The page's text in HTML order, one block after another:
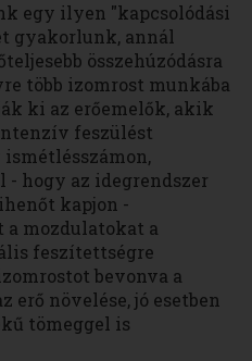
egy ilyen "kapcsolódási
gyakorlunk, annál
összehúzódásra
több izomrost munkába
ki az erőemelők, akik
feszülést
hogy az idegrendszer
kapjon -
mozdulatokat a
feszítettségre
bevonva a
erő növelése, jó esetben
tömeggel is